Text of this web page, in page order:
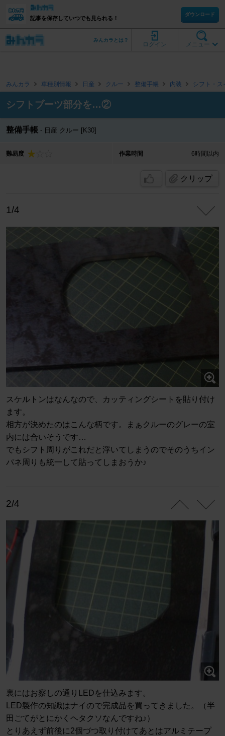
記事を保存していつでも見られる！
ダウンロード
メニュー
ログイン
みんカラとは？
みんカラ 車種別情報 日産 クルー 整備手帳 内装 シフト・ス
シフトブーツ部分を…②
整備手帳 日産 クルー [K30]
難易度 作業時間 6時間以内
クリップ
1/4
スケルトンはなんなので、カッティングシートを貼り付け
ます。
相方が決めたのはこんな柄です。まぁクルーのグレーの室
内には合いそうです…
でもシフト周りがこれだと浮いてしまうのでそのうちイン
パネ周りも統一して貼ってしまおうか♪
2/4
裏にはお察しの通りLEDを仕込みます。
LED製作の知識はナイので完成品を買ってきました。（半
田ごてがとにかくヘタクソなんですね♪）
とりあえず前後に2個づつ取り付けてあとはアルミテープ